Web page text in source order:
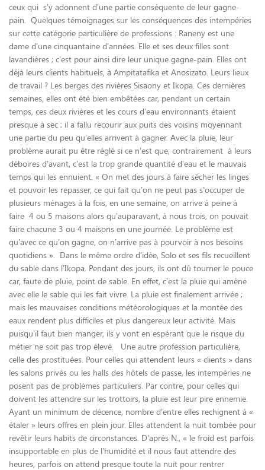
ceux qui s’y adonnent d’une partie conséquente de leur gagne-
pain. Quelques témoignages sur les consé­quences des intempéries
sur cette catégorie particulière de professions : Raneny est une
dame d’une cinquan­taine d’années. Elle et ses deux filles sont
lavandières ; c’est pour ainsi dire leur unique gagne-pain. Elles ont
déjà leurs clients habi­tuels, à Ampitatafika et Anosizato. Leurs lieux
de travail ? Les berges des rivières Sisaony et Ikopa. Ces dernières
semaines, elles ont été bien embêtées car, pendant un certain
temps, ces deux rivières et les cours d’eau environnants étaient
presque à sec ; il a fallu recourir aux puits des voisins moyennant
une partie du peu qu’elles arrivent à gagner. Avec la pluie, leur
problème aurait pu être réglé si ce n’est que, contrairement à leurs
déboires d’avant, c’est la trop grande quantité d’eau et le mauvais
temps qui les ennuient. « On met des jours à faire sécher les linges
et pouvoir les repasser, ce qui fait qu’on ne peut pas s’occuper de
plusieurs ménages à la fois, en une semaine, on arrive à peine à
faire 4 ou 5 maisons alors qu’aupa­ravant, à nous trois, on pouvait
faire chacune 3 ou 4 maisons en une journée. Le problème est
qu’avec ce qu’on gagne, on n’arrive pas à pourvoir à nos besoins
quotidiens ». Dans le même ordre d’idée, Solo et ses fils recueillent
du sable dans l’Ikopa. Pendant des jours, ils ont dû tourner le pouce
car, faute de pluie, point de sable. En effet, c’est la pluie qui amène
avec elle le sable qui les fait vivre. La pluie est finalement arrivée ;
mais les mauvaises conditions météorolo­giques et la montée des
eaux rendent plus difficiles et plus dangereux leur activité. Mais
puisqu’il faut bien manger, ils y vont en espérant que le risque du
métier ne soit pas trop élevé. Une autre profession particulière,
celle des prostituées. Pour celles qui attendent leurs « clients » dans
les salons privés ou les halls des hôtels de passe, les intempéries ne
posent pas de problèmes particuliers. Par contre, pour celles qui
doivent les attendre sur les trottoirs, la pluie est leur pire ennemie.
Ayant un minimum de décence, nombre d’entre elles rechignent à «
étaler » leurs offres en plein jour. Elles attendent la nuit tombée pour
revêtir leurs habits de circons­tances. D’après N., « le froid est parfois
insup­portable en plus de l’humidité et il nous faut attendre des
heures, parfois on attend presque toute la nuit pour rentrer